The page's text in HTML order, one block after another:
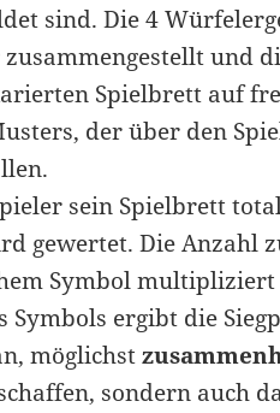
sind. Die 4
und
Spielbrett auf
der über den
sein Spielbrett
gewertet. Die Anzahl
Symbol
Symbols ergibt die
möglichst
sondern auch